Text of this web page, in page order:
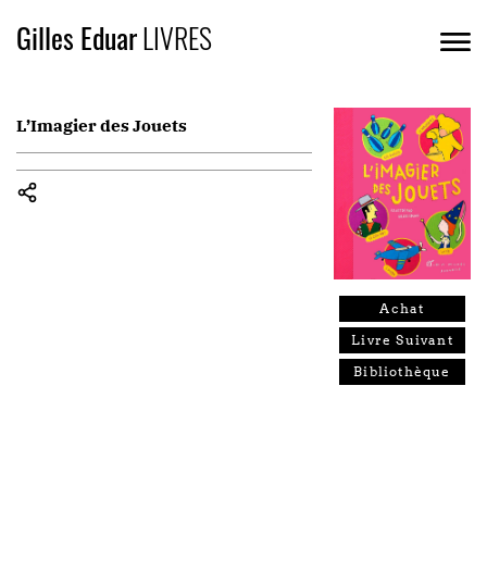
Gilles EduarLIVRES
L’Imagier des Jouets
Achat
Livre Suivant
Bibliothèque